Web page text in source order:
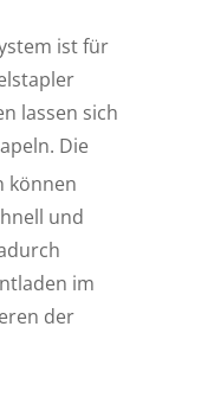
ist für
lassen sich
Die
können
und
im
der